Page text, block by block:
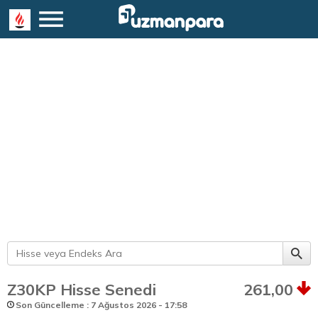
Z30KP Hisse Senedi 261,00
Son Güncelleme : 7 Ağustos 2026 - 17:58